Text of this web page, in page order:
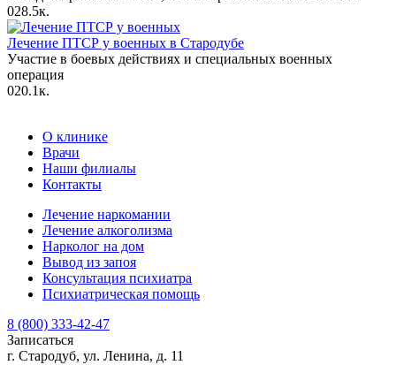
028.5к.
Лечение ПТСР у военных в Стародубе
Участие в боевых действиях и специальных военных
операция
020.1к.
О клинике
Врачи
Наши филиалы
Контакты
Лечение наркомании
Лечение алкоголизма
Нарколог на дом
Вывод из запоя
Консультация психиатра
Психиатрическая помощь
8 (800) 333-42-47
Записаться
г. Стародуб, ул. Ленина, д. 11